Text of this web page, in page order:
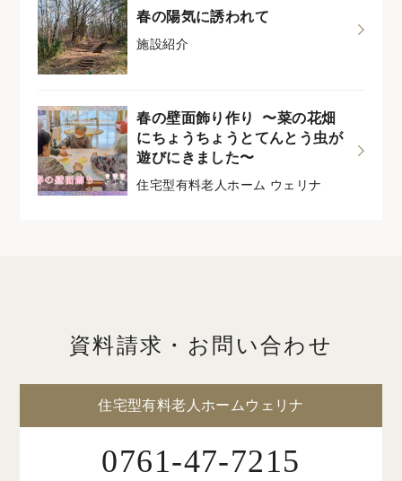
春の陽気に誘われて
施設紹介
春の壁面飾り作り 〜菜の花畑
にちょうちょうとてんとう虫が
遊びにきました〜
住宅型有料老人ホーム ウェリナ
資料請求・お問い合わせ
住宅型有料老人ホームウェリナ
0761-47-7215